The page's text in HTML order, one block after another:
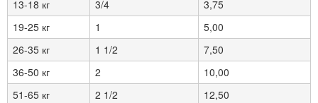
13-18 кг
3/4
3,75
19-25 кг
1
5,00
26-35 кг
1 1/2
7,50
36-50 кг
2
10,00
51-65 кг
2 1/2
12,50